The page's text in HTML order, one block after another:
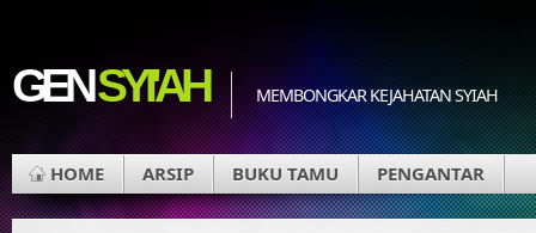
GENSYI'AH MEMBONGKAR KEJAHATAN SYIAH
HOME ARSIP BUKU TAMU PENGANTAR